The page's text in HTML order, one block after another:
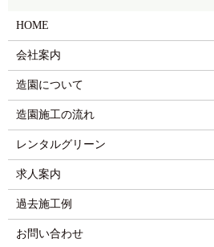
HOME
会社案内
造園について
造園施工の流れ
レンタルグリーン
求人案内
過去施工例
お問い合わせ